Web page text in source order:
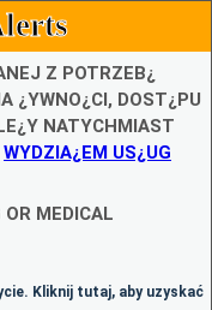
Z POTRZEB¿
¿YWNO¿CI, DOST¿PU
NATYCHMIAST
WYDZIA¿EM US¿UG
MEDICAL
Kliknij tutaj, aby uzyskać